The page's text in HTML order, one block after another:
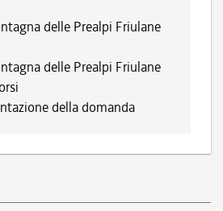
delle Prealpi Friulane
delle Prealpi Friulane
della domanda